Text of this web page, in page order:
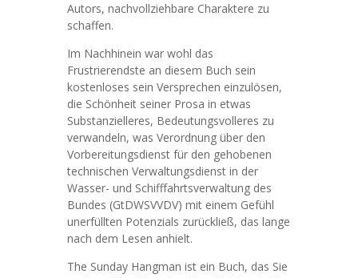
Autors, nachvollziehbare Charaktere zu
schaffen.
Im Nachhinein war wohl das
Frustrierendste an diesem Buch sein
kostenloses sein Versprechen einzulösen,
die Schönheit seiner Prosa in etwas
Substanzielleres, Bedeutungsvolleres zu
verwandeln, was Verordnung über den
Vorbereitungsdienst für den gehobenen
technischen Verwaltungsdienst in der
Wasser- und Schifffahrtsverwaltung des
Bundes (GtDWSVVDV) mit einem Gefühl
unerfüllten Potenzials zurückließ, das lange
nach dem Lesen anhielt.
The Sunday Hangman ist ein Buch, das Sie